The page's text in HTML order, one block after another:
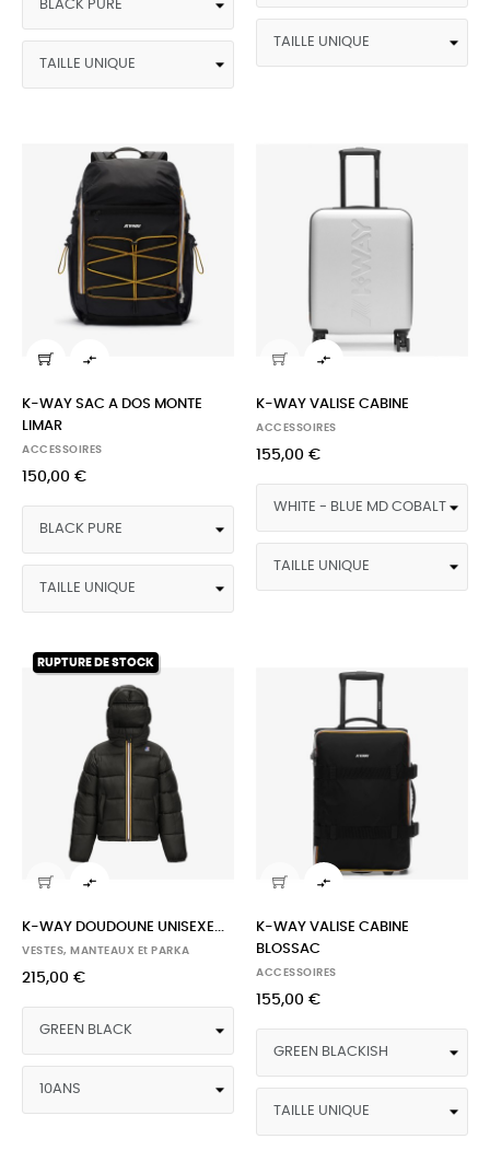

K-WAY SAC A DOS MONTE
LIMAR
ACCESSOIRES
150,00 €

K-WAY VALISE CABINE
ACCESSOIRES
155,00 €
RUPTURE DE STOCK

K-WAY DOUDOUNE UNISEXE...
VESTES, MANTEAUX Et PARKA
215,00 €

K-WAY VALISE CABINE
BLOSSAC
ACCESSOIRES
155,00 €